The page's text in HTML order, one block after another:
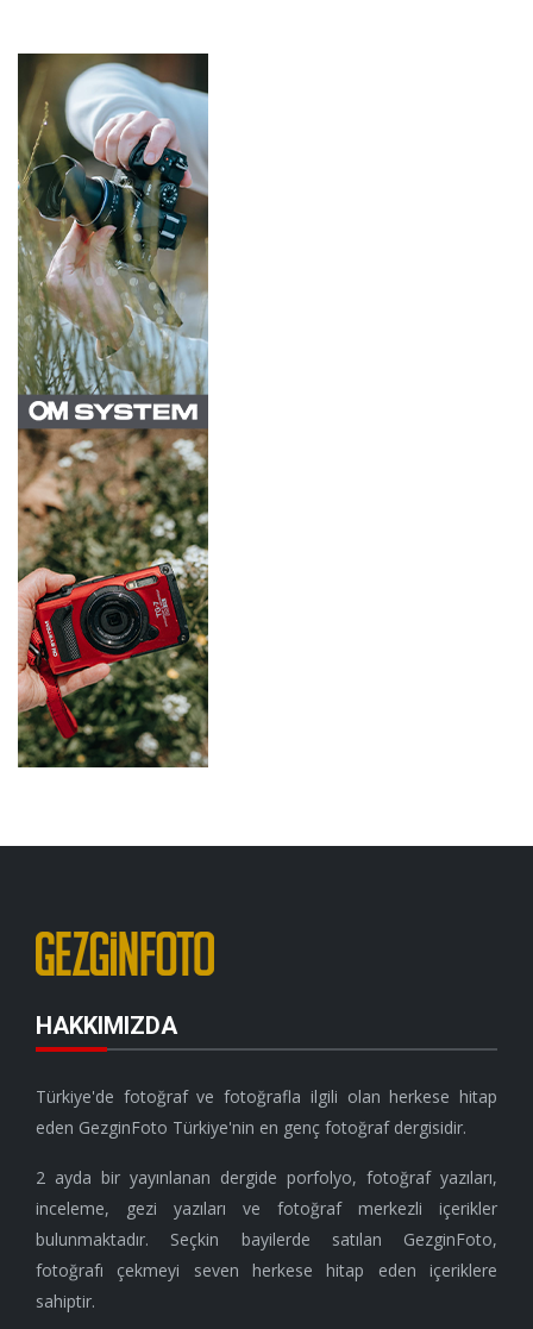
HAKKIMIZDA
Türkiye'de fotoğraf ve fotoğrafla ilgili olan herkese hitap
eden GezginFoto Türkiye'nin en genç fotoğraf dergisidir.
2 ayda bir yayınlanan dergide porfolyo, fotoğraf yazıları,
inceleme, gezi yazıları ve fotoğraf merkezli içerikler
bulunmaktadır. Seçkin bayilerde satılan GezginFoto,
fotoğrafı çekmeyi seven herkese hitap eden içeriklere
sahiptir.